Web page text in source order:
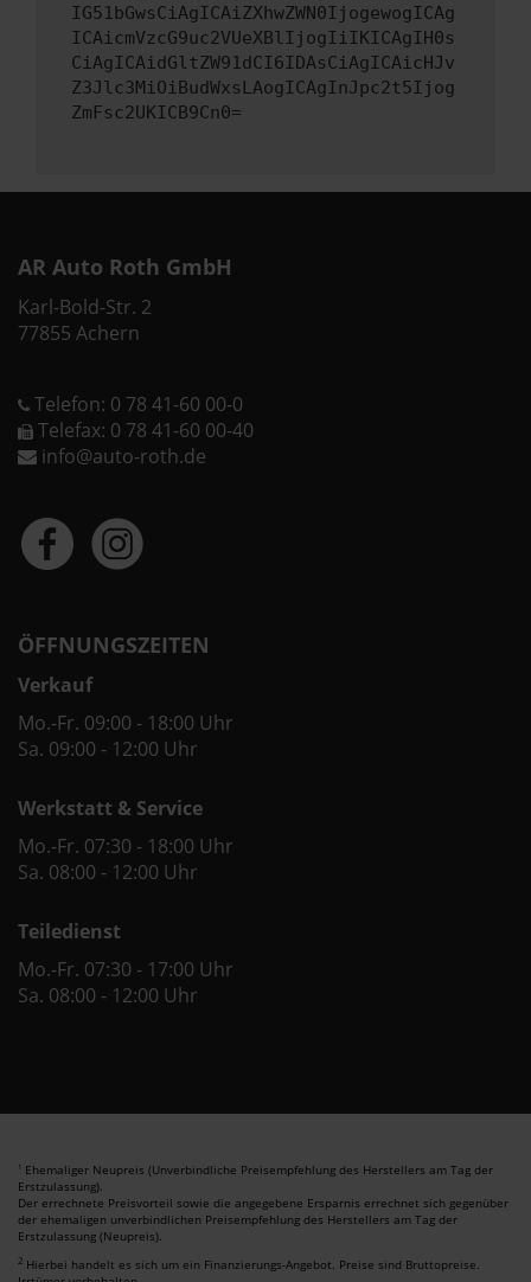
IG51bGwsCiAgICAiZXhwZWN0IjogewogICAg
ICAicmVzcG9uc2VUeXBlIjogIiIKICAgIH0s
CiAgICAidGltZW91dCI6IDAsCiAgICAicHJv
Z3Jlc3MiOiBudWxsLAogICAgInJpc2t5Ijog
ZmFsc2UKICB9Cn0=
AR Auto Roth GmbH
Karl-Bold-Str. 2
77855 Achern
Telefon: 0 78 41-60 00-0
Telefax: 0 78 41-60 00-40
info@auto-roth.de
ÖFFNUNGSZEITEN
Verkauf
Mo.-Fr. 09:00 - 18:00 Uhr
Sa. 09:00 - 12:00 Uhr
Werkstatt & Service
Mo.-Fr. 07:30 - 18:00 Uhr
Sa. 08:00 - 12:00 Uhr
Teiledienst
Mo.-Fr. 07:30 - 17:00 Uhr
Sa. 08:00 - 12:00 Uhr
1 Ehemaliger Neupreis (Unverbindliche Preisempfehlung des Herstellers am Tag der
Erstzulassung).
Der errechnete Preisvorteil sowie die angegebene Ersparnis errechnet sich gegenüber
der ehemaligen unverbindlichen Preisempfehlung des Herstellers am Tag der
Erstzulassung (Neupreis).
2 Hierbei handelt es sich um ein Finanzierungs-Angebot. Preise sind Bruttopreise.